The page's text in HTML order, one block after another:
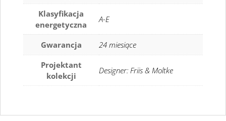
Klasyfikacja
energetyczna
A-E
Gwarancja
24 miesiące
Projektant
kolekcji
Designer: Friis & Moltke